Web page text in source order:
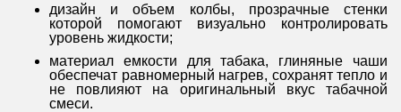
дизайн и объем колбы, прозрачные стенки
которой помогают визуально контролировать
уровень жидкости;
материал емкости для табака, глиняные чаши
обеспечат равномерный нагрев, сохранят тепло и
не повлияют на оригинальный вкус табачной
смеси.